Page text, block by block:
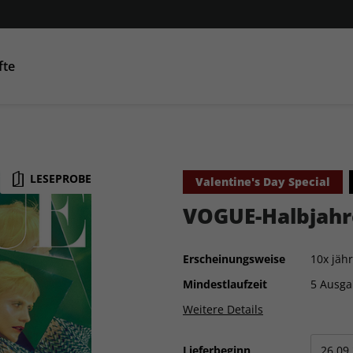
LESEPROBE Valentine's Day Special
VOGUE-
Erscheinungsweise
10x
Mindestlaufzeit
5
Weitere Details